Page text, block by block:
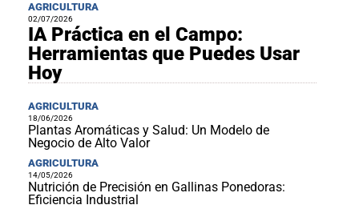
AGRICULTURA
02/07/2026
IA Práctica en el Campo:
Herramientas que Puedes Usar
Hoy
AGRICULTURA
18/06/2026
Plantas Aromáticas y Salud: Un Modelo de
Negocio de Alto Valor
AGRICULTURA
14/05/2026
Nutrición de Precisión en Gallinas Ponedoras:
Eficiencia Industrial